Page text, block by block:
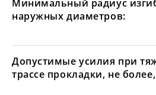
Минимальный радиус
наружных диаметров:
Допустимые усилия при
трассе прокладки, не